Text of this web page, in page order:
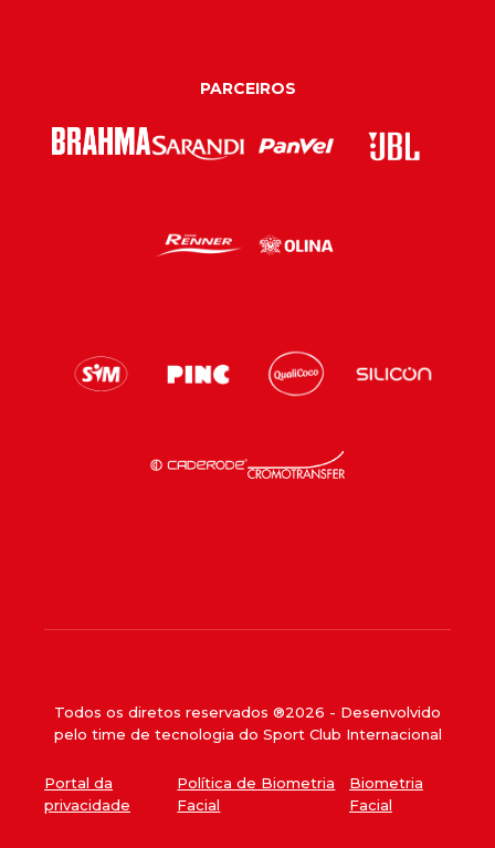
PARCEIROS
Todos os diretos reservados ®2026 - Desenvolvido
pelo time de tecnologia do Sport Club Internacional
Portal da
privacidade
Política de Biometria
Facial
Biometria
Facial